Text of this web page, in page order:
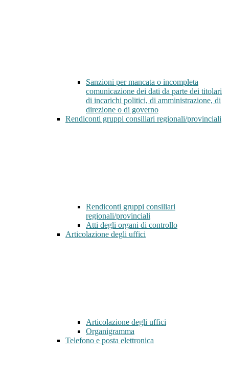
Sanzioni per mancata o incompleta
comunicazione dei dati da parte dei titolari
di incarichi politici, di amministrazione, di
direzione o di governo
Rendiconti gruppi consiliari regionali/provinciali
Rendiconti gruppi consiliari
regionali/provinciali
Atti degli organi di controllo
Articolazione degli uffici
Articolazione degli uffici
Organigramma
Telefono e posta elettronica